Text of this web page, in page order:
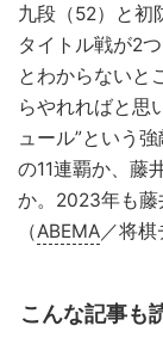
九段（52）と初
タイトル戦が2
とわからないと
らやれればと思
ュール”という
の11連覇か、藤
か。2023年も藤
（ABEMA／将棋
こんな記事も